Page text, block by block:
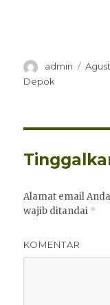
Penulis
admin
Depok
Alamat email
wajib ditandai *
KOMENTAR